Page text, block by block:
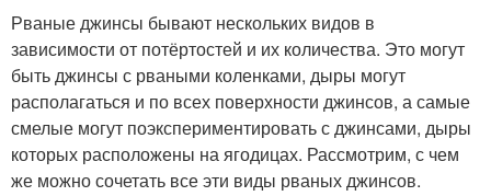
Рваные джинсы бывают нескольких видов в
зависимости от потёртостей и их количества. Это могут
быть джинсы с рваными коленками, дыры могут
располагаться и по всех поверхности джинсов, а самые
смелые могут поэкспериментировать с джинсами, дыры
которых расположены на ягодицах. Рассмотрим, с чем
же можно сочетать все эти виды рваных джинсов.